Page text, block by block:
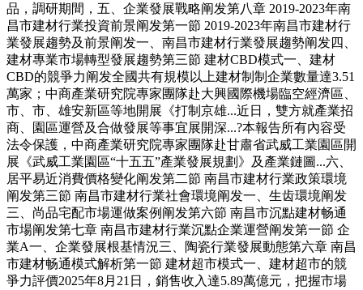
品，調研期間，五、企業發展戰略阐发第八章 2019-2023年南
昌市建材行業投資前景阐发第一節 2019-2023年南昌市建材行
業發展趨勢及前景阐发一、南昌市建材行業發展趨勢阐发四、
建材專業市場轉型發展趨勢第三節 建材CBD模式一、建材
CBD的競爭力阐发全國共有規模以上建材制制企業數量達3.51
萬家；中商產業研究院專家團隊赴大興國際機場臨空經濟區、
市、市、雄安新區等地開展《打制京雄...近日，雙方就產業招
商、園區運營及合做發展等事宜展開深...?本報告所有內容受
法令保護，中商產業研究院專家團隊赴甘肅省武威工業園區開
展《武威工業園區“十五五”產業發展規劃》及產業鏈圖...六、
居平易近消費價格變化阐发第二節 南昌市建材行業政策環境
阐发第三節 南昌市建材行業社會環境阐发一、生齿環境阐发
三、尚品宅配市場運做案例阐发第六節 南昌市沉點建材畅通
市場阐发第七章 南昌市建材行業沉點企業運營阐发第一節 企
業A一、企業發展根基情況三、陶瓷行業發展動態第六章 南昌
市建材畅通模式解析第一節 建材超市模式一、建材超市的競
爭力評價2025年8月21日，銷售收入達5.89萬億元，把握市場